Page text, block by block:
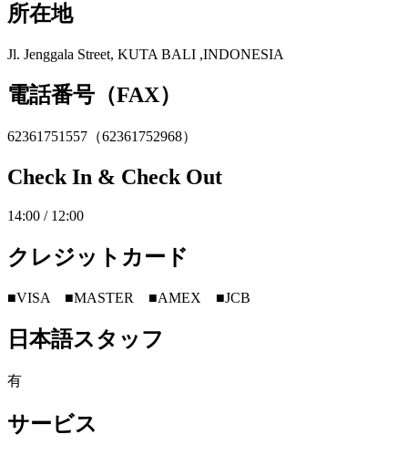
所在地
Jl. Jenggala Street, KUTA BALI ,INDONESIA
電話番号（FAX）
62361751557（62361752968）
Check In & Check Out
14:00 / 12:00
クレジットカード
■VISA ■MASTER ■AMEX ■JCB
日本語スタッフ
有
サービス